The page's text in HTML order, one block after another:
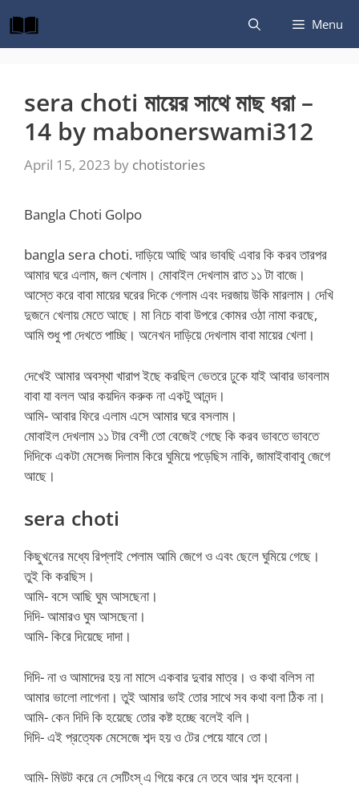
to
content
Menu
sera choti মায়ের সাথে মাছ ধরা –
14 by mabonerswami312
April 15, 2023 by chotistories
Bangla Choti Golpo
bangla sera choti. দাড়িয়ে আছি আর ভাবছি এবার কি করব তারপর
আমার ঘরে এলাম, জল খেলাম। মোবাইল দেখলাম রাত ১১ টা বাজে।
আস্তে করে বাবা মায়ের ঘরের দিকে গেলাম এবং দরজায় উকি মারলাম। দেখি
দুজনে খেলায় মেতে আছে। মা নিচে বাবা উপরে কোমর ওঠা নামা করছে,
আমি শুধু পা দেখতে পাচ্ছি। অনেখন দাড়িয়ে দেখলাম বাবা মায়ের খেলা।
দেখেই আমার অবস্থা খারাপ ইছে করছিল ভেতরে ঢুকে যাই আবার ভাবলাম
বাবা যা বলল আর কয়দিন করুক না একটু আনন্দ।
আমি- আবার ফিরে এলাম এসে আমার ঘরে বসলাম।
মোবাইল দেখলাম ১১ টার বেশী তো বেজেই গেছে কি করব ভাবতে ভাবতে
দিদিকে একটা মেসেজ দিলাম কিরে ঘুমিয়ে পড়েছিস নাকি, জামাইবাবাবু জেগে
আছে।
sera choti
কিছুখনের মধ্যে রিপ্লাই পেলাম আমি জেগে ও এবং ছেলে ঘুমিয়ে গেছে।
তুই কি করছিস।
আমি- বসে আছি ঘুম আসছেনা।
দিদি- আমারও ঘুম আসছেনা।
আমি- কিরে দিয়েছে দাদা।
দিদি- না ও আমাদের হয় না মাসে একবার দুবার মাত্র। ও কথা বলিস না
আমার ভালো লাগেনা। তুই আমার ভাই তোর সাথে সব কথা বলা ঠিক না।
আমি- কেন দিদি কি হয়েছে তোর কষ্ট হচ্ছে বলেই বলি।
দিদি- এই প্রত্যেক মেসেজে শব্দ হয় ও টের পেয়ে যাবে তো।
আমি- মিউট করে নে সেটিংস্‌ এ গিয়ে করে নে তবে আর শব্দ হবেনা।